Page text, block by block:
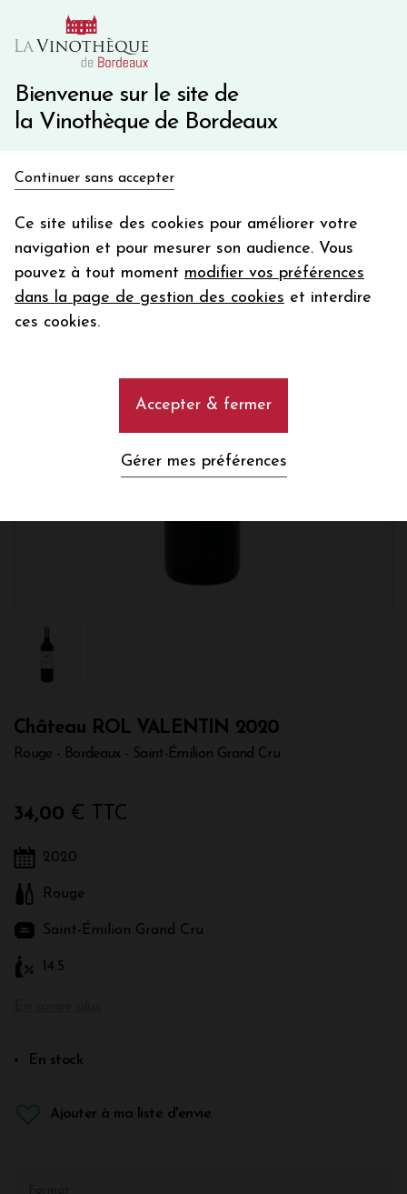
Bienvenue sur le site de
la Vinothèque de Bordeaux
Continuer sans accepter
Ce site utilise des cookies pour améliorer votre
navigation et pour mesurer son audience. Vous
pouvez à tout moment modifier vos préférences
dans la page de gestion des cookies et interdire
ces cookies.
Accepter & fermer
Gérer mes préférences
10€ de remise immédiate sur votre première commande
Une question ?
Château ROL VALENTIN 2020
Rouge - Bordeaux - Saint-Émilion Grand Cru
34,00 € TTC
2020
Rouge
Saint-Émilion Grand Cru
14.5
En stock
Ajouter à ma liste d'envie
en bon d'achat
Votre
email
En m’abonnant, j’accepte de recevoir la newsletter de la